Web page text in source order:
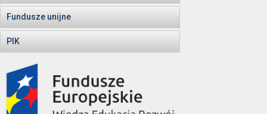
Fundusze unijne
PIK